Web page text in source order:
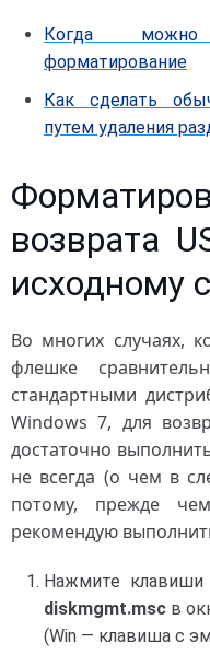
Когда можно
форматирование
Как сделать
путем удаления
возврата
исходному
Во многих случаях,
флешке
стандартными
Windows 7, для
достаточно
не всегда (о чем в
потому, прежде
рекомендую
Нажмите клавиши
diskmgmt.msc в
(Win — клавиша с